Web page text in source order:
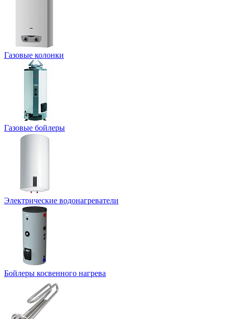
Газовые колонки
Газовые бойлеры
Электрические водонагреватели
Бойлеры косвенного нагрева